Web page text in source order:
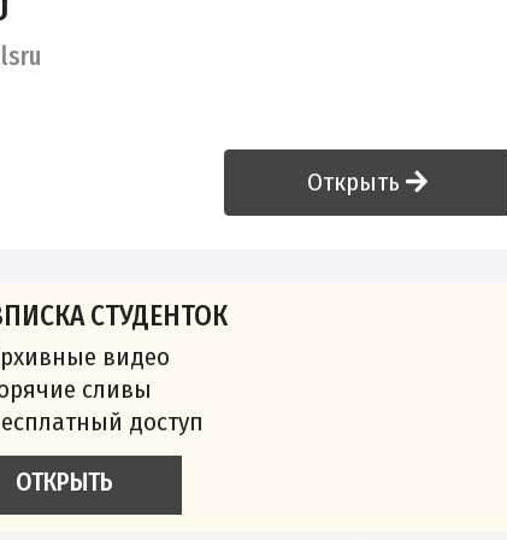
Открыть
СТУДЕНТОК
видео
сливы
доступ
ОТКРЫТЬ